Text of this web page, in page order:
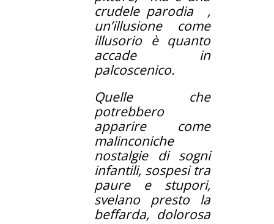
crudele parodia ,
un’illusione come
illusorio è quanto
accade in
palcoscenico.
Quelle che
potrebbero
apparire come
malinconiche
nostalgie di sogni
infantili, sospesi tra
paure e stupori,
svelano presto la
beffarda, dolorosa